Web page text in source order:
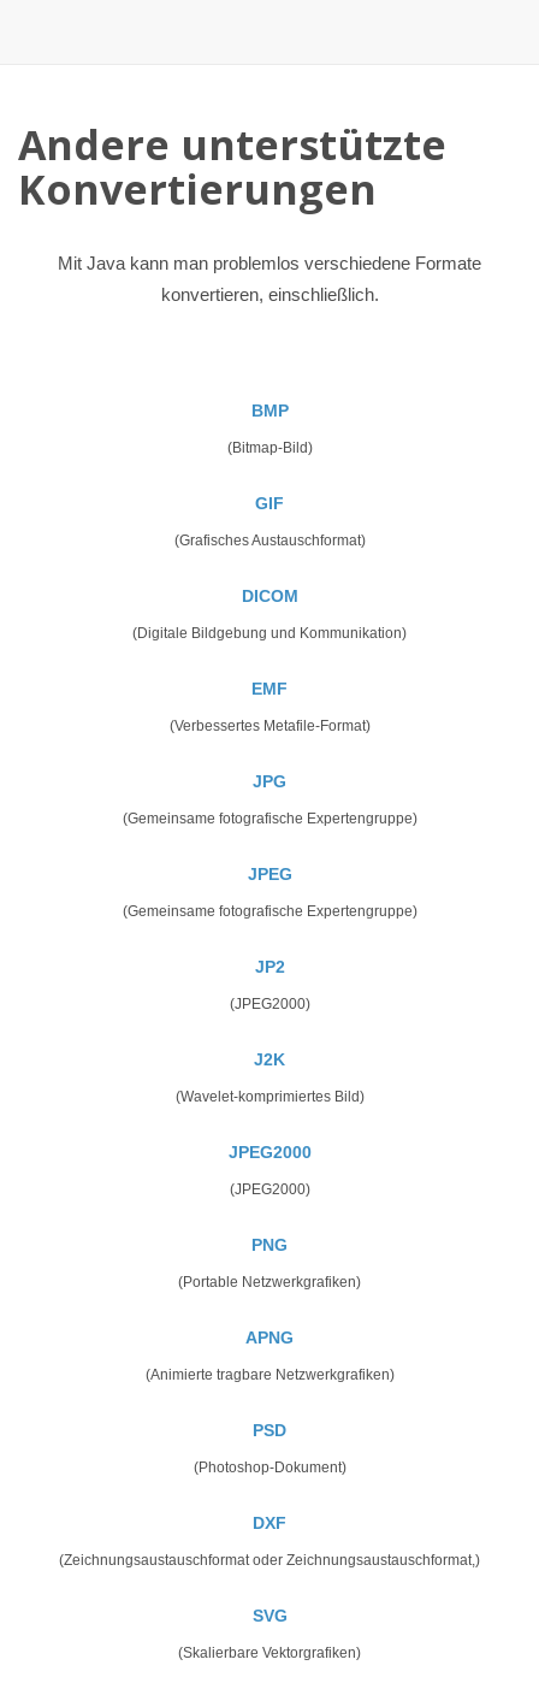
Andere unterstützte
Konvertierungen
Mit Java kann man problemlos verschiedene Formate
konvertieren, einschließlich.
BMP
(Bitmap-Bild)
GIF
(Grafisches Austauschformat)
DICOM
(Digitale Bildgebung und Kommunikation)
EMF
(Verbessertes Metafile-Format)
JPG
(Gemeinsame fotografische Expertengruppe)
JPEG
(Gemeinsame fotografische Expertengruppe)
JP2
(JPEG2000)
J2K
(Wavelet-komprimiertes Bild)
JPEG2000
(JPEG2000)
PNG
(Portable Netzwerkgrafiken)
APNG
(Animierte tragbare Netzwerkgrafiken)
PSD
(Photoshop-Dokument)
DXF
(Zeichnungsaustauschformat oder Zeichnungsaustauschformat,)
SVG
(Skalierbare Vektorgrafiken)